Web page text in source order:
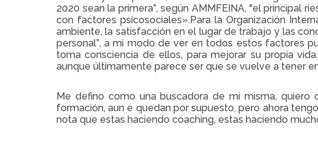
2020 sean la primera”, según AMMFEINA, "el principal
con factores psicosociales».Para la Organización
ambiente, la satisfacción en el lugar de trabajo y las
personal”, a mi modo de ver en todos estos factores
toma consciencia de ellos, para mejorar su propia
aunque últimamente parece ser que se vuelve a tener
Me defino como una buscadora de mi misma,
formación, aun e quedan por supuesto, pero ahora
nota que estas haciendo coaching, estas haciendo